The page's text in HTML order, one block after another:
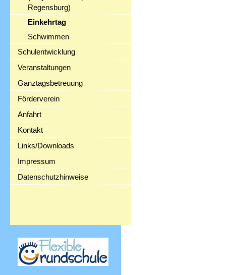
Regensburg)
Einkehrtag
Schwimmen
Schulentwicklung
Veranstaltungen
Ganztagsbetreuung
Förderverein
Anfahrt
Kontakt
Links/Downloads
Impressum
Datenschutzhinweise